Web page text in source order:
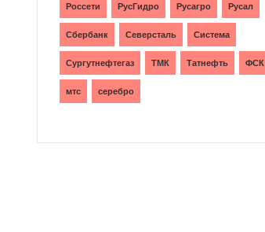
Россети РусГидро Русагро Русал
Сбербанк Северсталь Система
Сургутнефтегаз ТМК Татнефть ФСК
мтс серебро